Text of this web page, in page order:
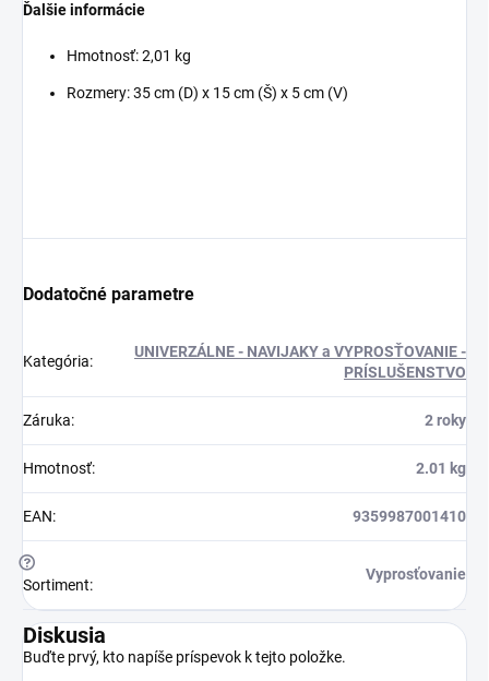
Ďalšie informácie
Hmotnosť: 2,01 kg
Rozmery: 35 cm (D) x 15 cm (Š) x 5 cm (V)
Dodatočné parametre
Kategória:
UNIVERZÁLNE - NAVIJAKY a VYPROSŤOVANIE -
PRÍSLUŠENSTVO
Záruka: 2 roky
Hmotnosť: 2.01 kg
EAN: 9359987001410
?
Sortiment:
Vyprosťovanie
Diskusia
Buďte prvý, kto napíše príspevok k tejto položke.